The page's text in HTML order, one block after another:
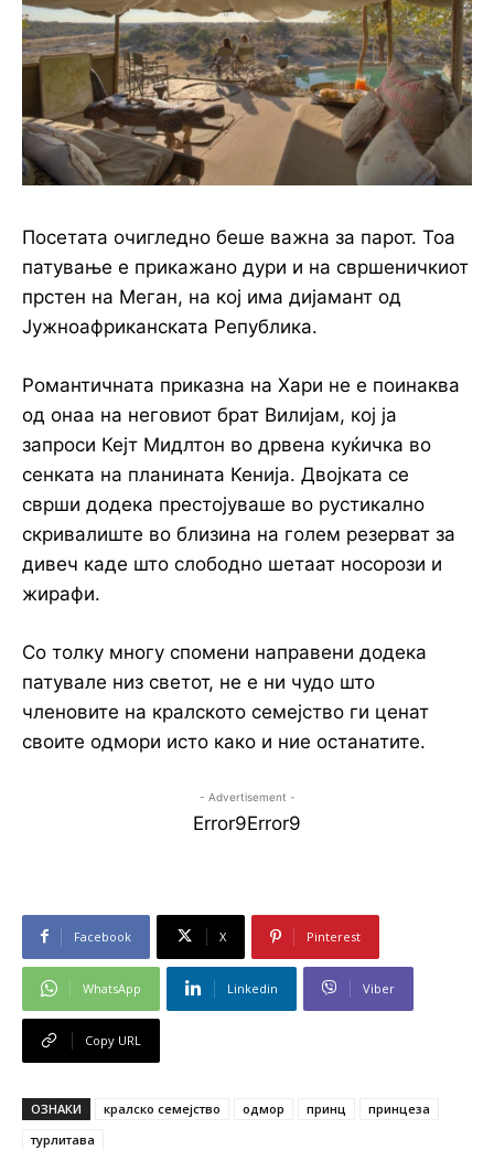
Посетата очигледно беше важна за парот. Тоа
патување е прикажано дури и на свршеничкиот
прстен на Меган, на кој има дијамант од
Јужноафриканската Република.
Романтичната приказна на Хари не е поинаква
од онаа на неговиот брат Вилијам, кој ја
запроси Кејт Мидлтон во дрвена куќичка во
сенката на планината Кенија. Двојката се
сврши додека престојуваше во рустикално
скривалиште во близина на голем резерват за
дивеч каде што слободно шетаат носорози и
жирафи.
Со толку многу спомени направени додека
патувале низ светот, не е ни чудо што
членовите на кралското семејство ги ценат
своите одмори исто како и ние останатите.
- Advertisement -
Error9Error9
Facebook X Pinterest
WhatsApp Linkedin Viber
Copy URL
ОЗНАКИ кралско семејство одмор принц
принцеза
турлитава